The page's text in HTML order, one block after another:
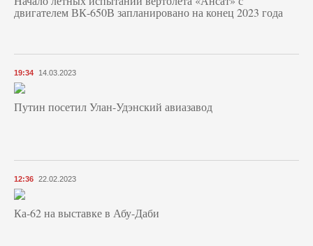
двигателем ВК-650В запланировано на конец 2023 года
19:34 14.03.2023
Путин посетил Улан-Удэнский авиазавод
12:36 22.02.2023
Ка-62 на выставке в Абу-Даби